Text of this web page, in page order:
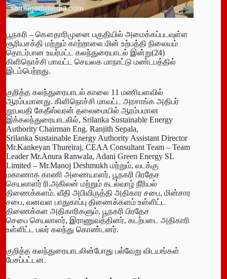
பூநகரி – கௌதாரிமுனை பகுதியில் அமைக்கப்படவுள்ள
சூரியசக்தி மற்றும் காற்றாலை மின் உற்பத்தி நிலையம்
தொடர்பான உயர்மட்ட கலந்துரையாடல் இன்று(24)
கிளிநொச்சி மாவட்ட செயலக மாநாட்டு மண்டபத்தில்
இடம்பெற்றது.
குறித்த கலந்துரையாடல் காலை 11 மணியளவில்
ஆரம்பமானது. கிளிநொச்சி மாவட்ட அரசாங்க அதிபர்
றூபவதி கேதீஸ்வரன் தலைமையில் ஆரம்பமான
இக்கலந்துரையாடலில், Srilanka Sustainable Energy
Authority Chairman Eng. Ranjith Sepala,
Srilanka Sustainable Energy Authority Assistant Director
Mr.Kankeyan Thureiraj, CEAA Consultant Team – Team
Leader Mr.Anura Ranwala, Adani Green Energy SL
Limited – Mr.Manoj Deshmukh மற்றும், வடக்கு
மகாணாக காணி அணையாளர், பூநகரி பிரதேச
செயலாளர் ரி.அகிலன் மற்றும் கடல்வாழ் நீரியல்
திணைக்களம். வீதி அபிவிருத்தி அதிகார சபை, மின்சார
சபை, வனவள பாதுகாப்பு திணைக்களம் உள்ளிட்ட
திணைக்கள அதிகாரிகளும், பூநகரி பிரதேச
செபை செயலாளர், இராணுவத்தினர், கடற்படை அதிகாரி
உள்ளிட்ட பலர் கலந்து கொண்டனர்.
குறித்த கலந்துரையாடலின்போது பல்வேறு விடயங்கள்
பேசப்பட்டன.